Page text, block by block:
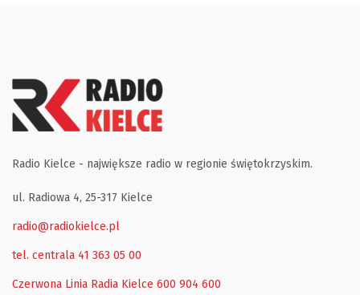
Radio Kielce - największe radio w regionie świętokrzyskim.
ul. Radiowa 4, 25-317 Kielce
radio@radiokielce.pl
tel. centrala 41 363 05 00
Czerwona Linia Radia Kielce 600 904 600